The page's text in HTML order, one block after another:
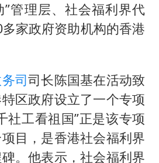
管理层、社会福利界代
家政府资助机构的香港
司司长陈国基在活动致
区政府设立了一个专项
社工看祖国”正是该专项
目，是香港社会福利界
。他表示，社会福利界